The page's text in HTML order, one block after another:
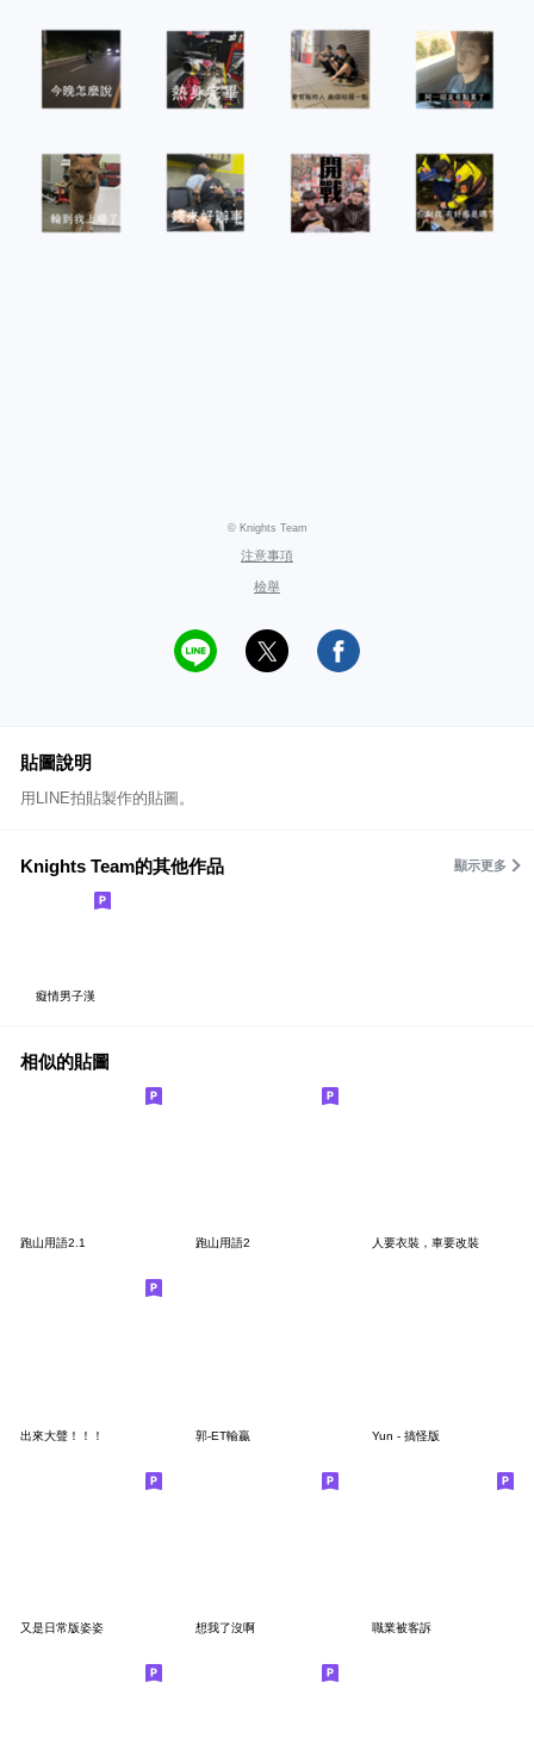
© Knights Team
注意事項
檢舉
貼圖說明
用LINE拍貼製作的貼圖。
Knights Team的其他作品 顯示更多
癡情男子漢
相似的貼圖
跑山用語2.1 跑山用語2 人要衣裝，車要改裝
出來大聲！！！ 郭-ET輸贏 Yun - 搞怪版
又是日常版姿姿 想我了沒啊 職業被客訴